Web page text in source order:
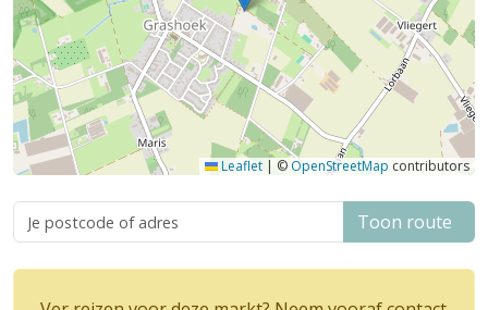
Leaflet | © OpenStreetMap contributors
Toon route